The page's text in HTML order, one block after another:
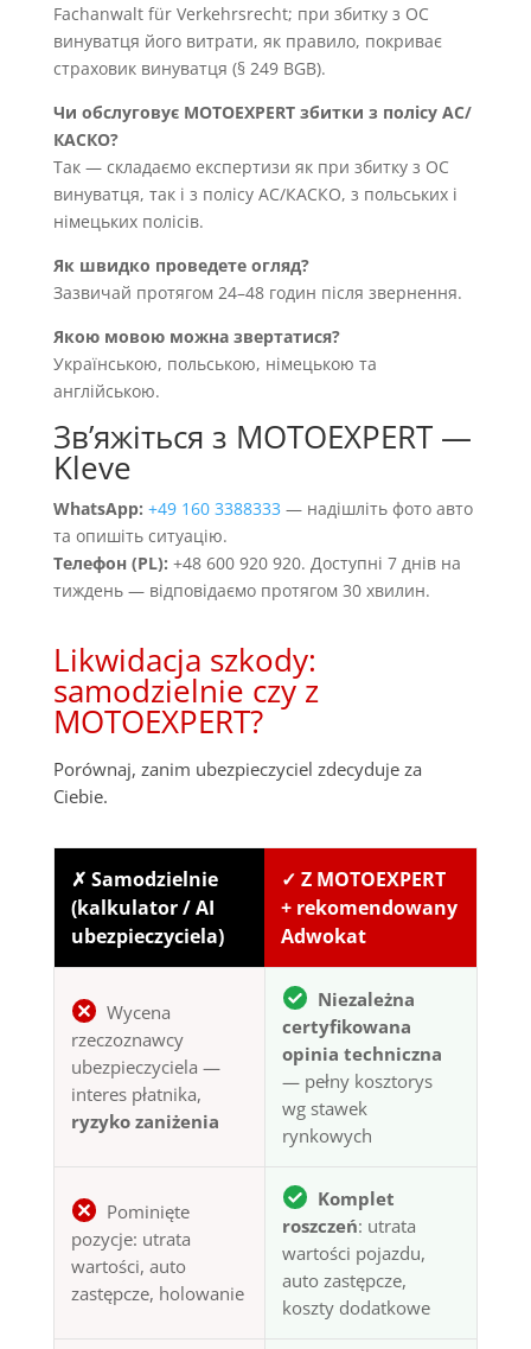
Fachanwalt für Verkehrsrecht; при збитку з OC
винуватця його витрати, як правило, покриває
страховик винуватця (§ 249 BGB).
Чи обслуговує MOTOEXPERT збитки з полісу AC/
КАСКО?
Так — складаємо експертизи як при збитку з OC
винуватця, так і з полісу AC/КАСКО, з польських і
німецьких полісів.
Як швидко проведете огляд?
Зазвичай протягом 24–48 годин після звернення.
Якою мовою можна звертатися?
Українською, польською, німецькою та
англійською.
Звʼяжіться з MOTOEXPERT —
Kleve
WhatsApp: +49 160 3388333 — надішліть фото авто
та опишіть ситуацію.
Телефон (PL): +48 600 920 920. Доступні 7 днів на
тиждень — відповідаємо протягом 30 хвилин.
Likwidacja szkody:
samodzielnie czy z
MOTOEXPERT?
Porównaj, zanim ubezpieczyciel zdecyduje za
Ciebie.
✗ Samodzielnie
(kalkulator / AI
ubezpieczyciela)
✓ Z MOTOEXPERT
+ rekomendowany
Adwokat
Wycena
rzeczoznawcy
ubezpieczyciela —
interes płatnika,
ryzyko zaniżenia
Niezależna
certyfikowana
opinia techniczna
— pełny kosztorys
wg stawek
rynkowych
Pominięte
pozycje: utrata
wartości, auto
zastępcze, holowanie
Komplet
roszczeń: utrata
wartości pojazdu,
auto zastępcze,
koszty dodatkowe